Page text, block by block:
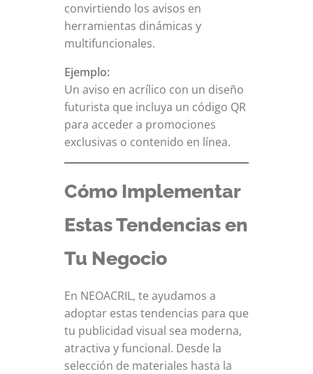
convirtiendo los avisos en
herramientas dinámicas y
multifuncionales.
Ejemplo:
Un aviso en acrílico con un diseño
futurista que incluya un código QR
para acceder a promociones
exclusivas o contenido en línea.
Cómo Implementar
Estas Tendencias en
Tu Negocio
En NEOACRIL, te ayudamos a
adoptar estas tendencias para que
tu publicidad visual sea moderna,
atractiva y funcional. Desde la
selección de materiales hasta la